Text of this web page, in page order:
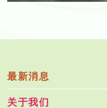
最新消息
关于我们